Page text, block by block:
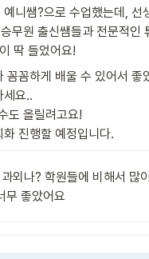
니쌤?으로 수업했는데, 선
무원 출신쌤들과 전문적인
딱 들었어요!
꼼꼼하게 배울 수 있어서 좋
세요..
도 올릴려고요!
진행할 예정입니다.
외나? 학원들에 비해서 많
무 좋았어요